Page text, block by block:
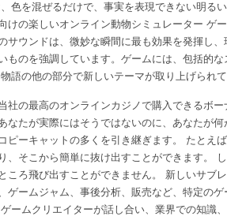
色を混ぜるだけで、事実を表現できない明る
けの楽しいオンライン動物シミュレーター ゲ
サウンドは、微妙な瞬間に最も効果を発揮し
ものを強調しています。ゲームには、包括的
語の他の部分で新しいテーマが取り上げられ
社の最高のオンラインカジノで購入できるボ
なたが実際にはそうではないのに、あなたが
ピーキャットの多くを引き継ぎます。 たとえ
、そこから簡単に抜け出すことができます。
ころ飛び出すことができません。 新しいサブ
ゲームジャム、事後分析、販売など、特定の
ームクリエイターが話し合い、業界での知識